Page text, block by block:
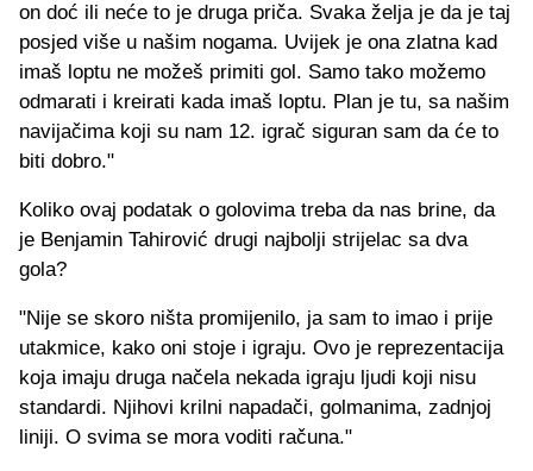
on doć ili neće to je druga priča. Svaka želja je da je taj
posjed više u našim nogama. Uvijek je ona zlatna kad
imaš loptu ne možeš primiti gol. Samo tako možemo
odmarati i kreirati kada imaš loptu. Plan je tu, sa našim
navijačima koji su nam 12. igrač siguran sam da će to
biti dobro."
Koliko ovaj podatak o golovima treba da nas brine, da
je Benjamin Tahirović drugi najbolji strijelac sa dva
gola?
"Nije se skoro ništa promijenilo, ja sam to imao i prije
utakmice, kako oni stoje i igraju. Ovo je reprezentacija
koja imaju druga načela nekada igraju ljudi koji nisu
standardi. Njihovi krilni napadači, golmanima, zadnjoj
liniji. O svima se mora voditi računa."